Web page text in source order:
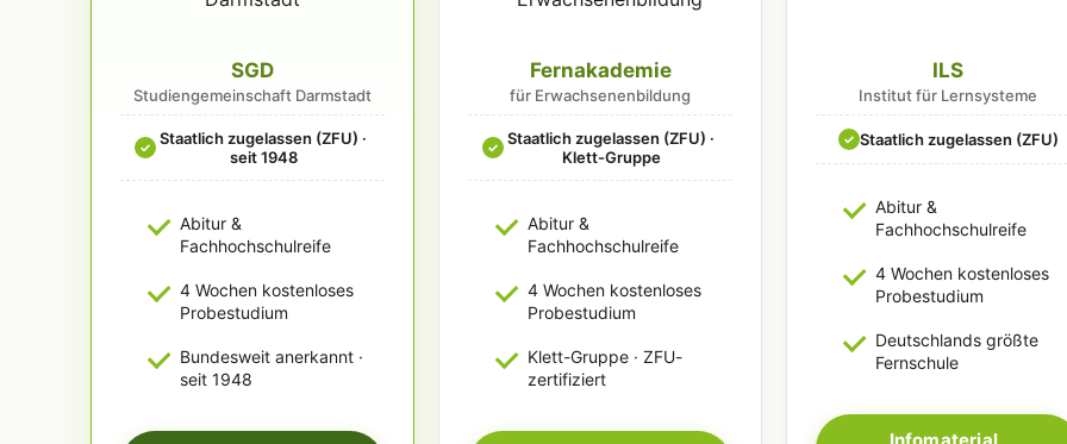
SGD
Studiengemeinschaft Darmstadt
✓ Staatlich zugelassen (ZFU) ·
seit 1948
Abitur &
Fachhochschulreife
4 Wochen kostenloses
Probestudium
Bundesweit anerkannt ·
seit 1948
Fernakademie
für Erwachsenenbildung
✓ Staatlich zugelassen (ZFU) ·
Klett-Gruppe
Abitur &
Fachhochschulreife
4 Wochen kostenloses
Probestudium
Klett-Gruppe · ZFU-
zertifiziert
ILS
Institut für Lernsysteme
✓ Staatlich zugelassen (ZFU)
Abitur &
Fachhochschulreife
4 Wochen kostenloses
Probestudium
Deutschlands größte
Fernschule
Infomaterial